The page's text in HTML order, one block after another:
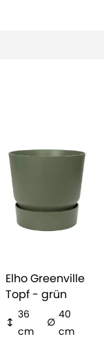
Elho Greenville
Topf - grün
36
cm
40
cm